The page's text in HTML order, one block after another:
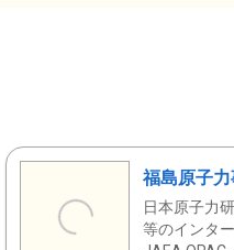
福島原子
日本原子力
等のインタ